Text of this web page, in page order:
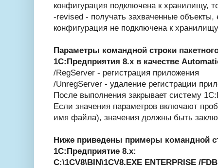
конфигурация подключена к хранилищу,
-revised - получать захваченные объекты,
конфигурация не подключена к
Параметры командной строки
1С:Предприятия 8.x в качестве
/RegServer - регистрация приложения
/UnregServer - удаление регистрации
После выполнения закрывает систему
Если значения параметров включают
имя файла), значения должны быть
Ниже приведены примеры командной
1С:Предприятие 8.x:
С:\1CV8\BIN\1CV8.EXE ENTERPRISE /FDB